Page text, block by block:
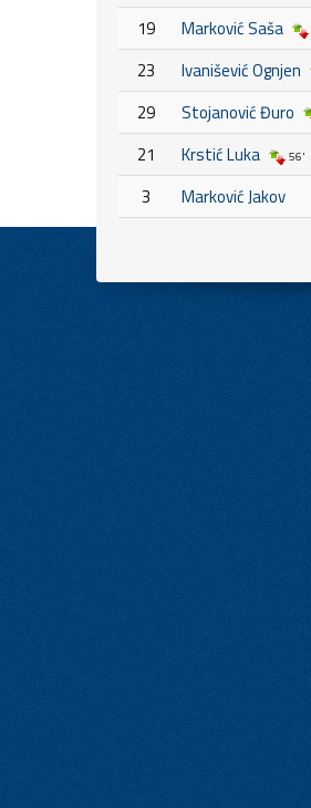
19 Marković Saša
23 Ivanišević Ognjen
29 Stojanović Đuro
21 Krstić Luka 56'
3 Marković Jakov